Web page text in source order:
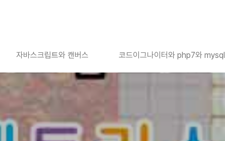
자바스크립트와 캔버스 코드이그나이터와 php7와 mysql